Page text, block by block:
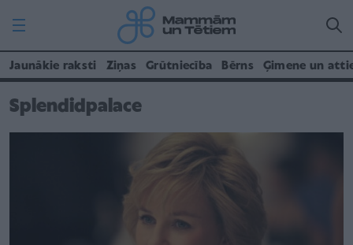
Jaunākie raksti Ziņas Grūtniecība Bērns Ģimene un
Splendidpalace